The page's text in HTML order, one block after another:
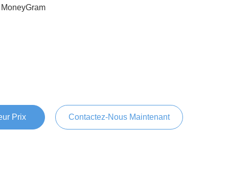
MoneyGram
Prix Contactez-Nous Maintenant